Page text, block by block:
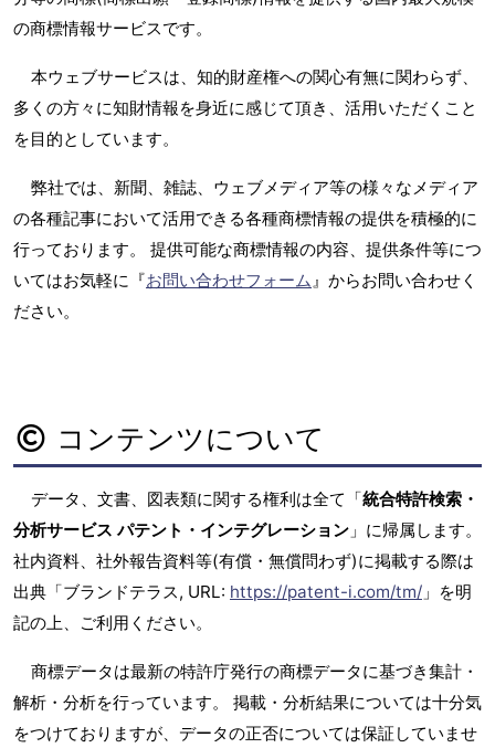
の商標情報サービスです。
本ウェブサービスは、知的財産権への関心有無に関わらず、
多くの方々に知財情報を身近に感じて頂き、活用いただくこと
を目的としています。
弊社では、新聞、雑誌、ウェブメディア等の様々なメディア
の各種記事において活用できる各種商標情報の提供を積極的に
行っております。 提供可能な商標情報の内容、提供条件等につ
いてはお気軽に『お問い合わせフォーム』からお問い合わせく
ださい。
コンテンツについて
データ、文書、図表類に関する権利は全て「統合特許検索・
分析サービス パテント・インテグレーション 」に帰属します。
社内資料、社外報告資料等(有償・無償問わず)に掲載する際は
出典「ブランドテラス, URL: https://patent-i.com/tm/ 」を明
記の上、ご利用ください。
商標データは最新の特許庁発行の商標データに基づき集計・
解析・分析を行っています。 掲載・分析結果については十分気
をつけておりますが、データの正否については保証していませ